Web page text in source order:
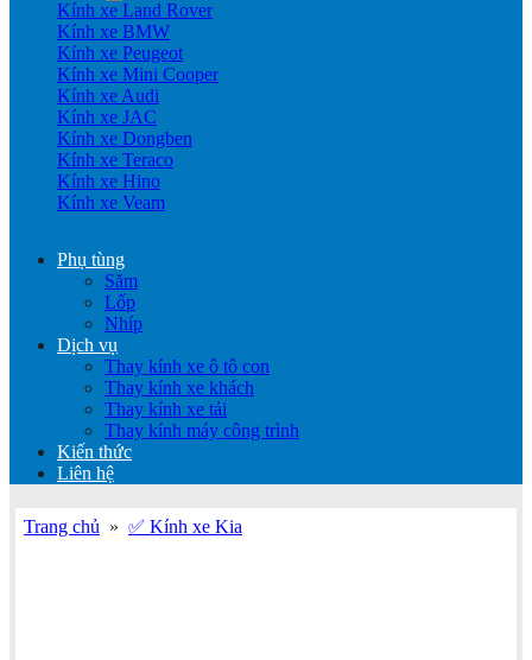
Kính xe Land Rover
Kính xe BMW
Kính xe Peugeot
Kính xe Mini Cooper
Kính xe Audi
Kính xe JAC
Kính xe Dongben
Kính xe Teraco
Kính xe Hino
Kính xe Veam
Phụ tùng
Săm
Lốp
Nhíp
Dịch vụ
Thay kính xe ô tô con
Thay kính xe khách
Thay kính xe tải
Thay kính máy công trình
Kiến thức
Liên hệ
Trang chủ » ✅ Kính xe Kia